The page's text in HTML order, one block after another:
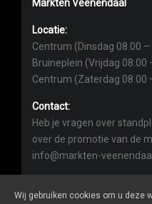
Markten Veenendaal
Locatie:
Centrum (Dinsdag 08.00 –
Bruineplein (Vrijdag 08.00
Centrum (Zaterdag 08.00
Contact:
Heb je vragen over
over de promotie van de
info@markten-
Wij gebruiken cookies om u deze